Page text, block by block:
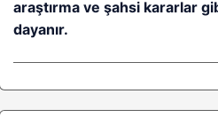
araştırma ve şahsi kararlar
dayanır.